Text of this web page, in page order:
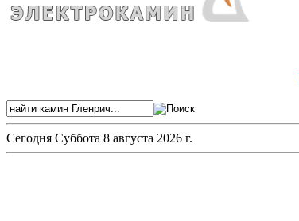
Сегодня Суббота 8 августа 2026 г.